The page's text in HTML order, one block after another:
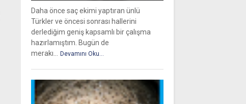
Daha önce saç ekimi yaptıran ünlü
Türkler ve öncesi sonrası hallerini
derlediğim geniş kapsamlı bir çalışma
hazırlamıştım. Bugün de
merakı...
Devamını Oku...